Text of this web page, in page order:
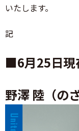
いたします。
記
■6月25日現
野澤 陸（の